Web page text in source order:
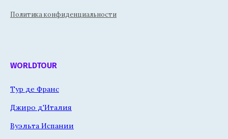
Политика конфиденциальности
WORLDTOUR
Тур де Франс
Джиро д'Италия
Вуэльта Испании